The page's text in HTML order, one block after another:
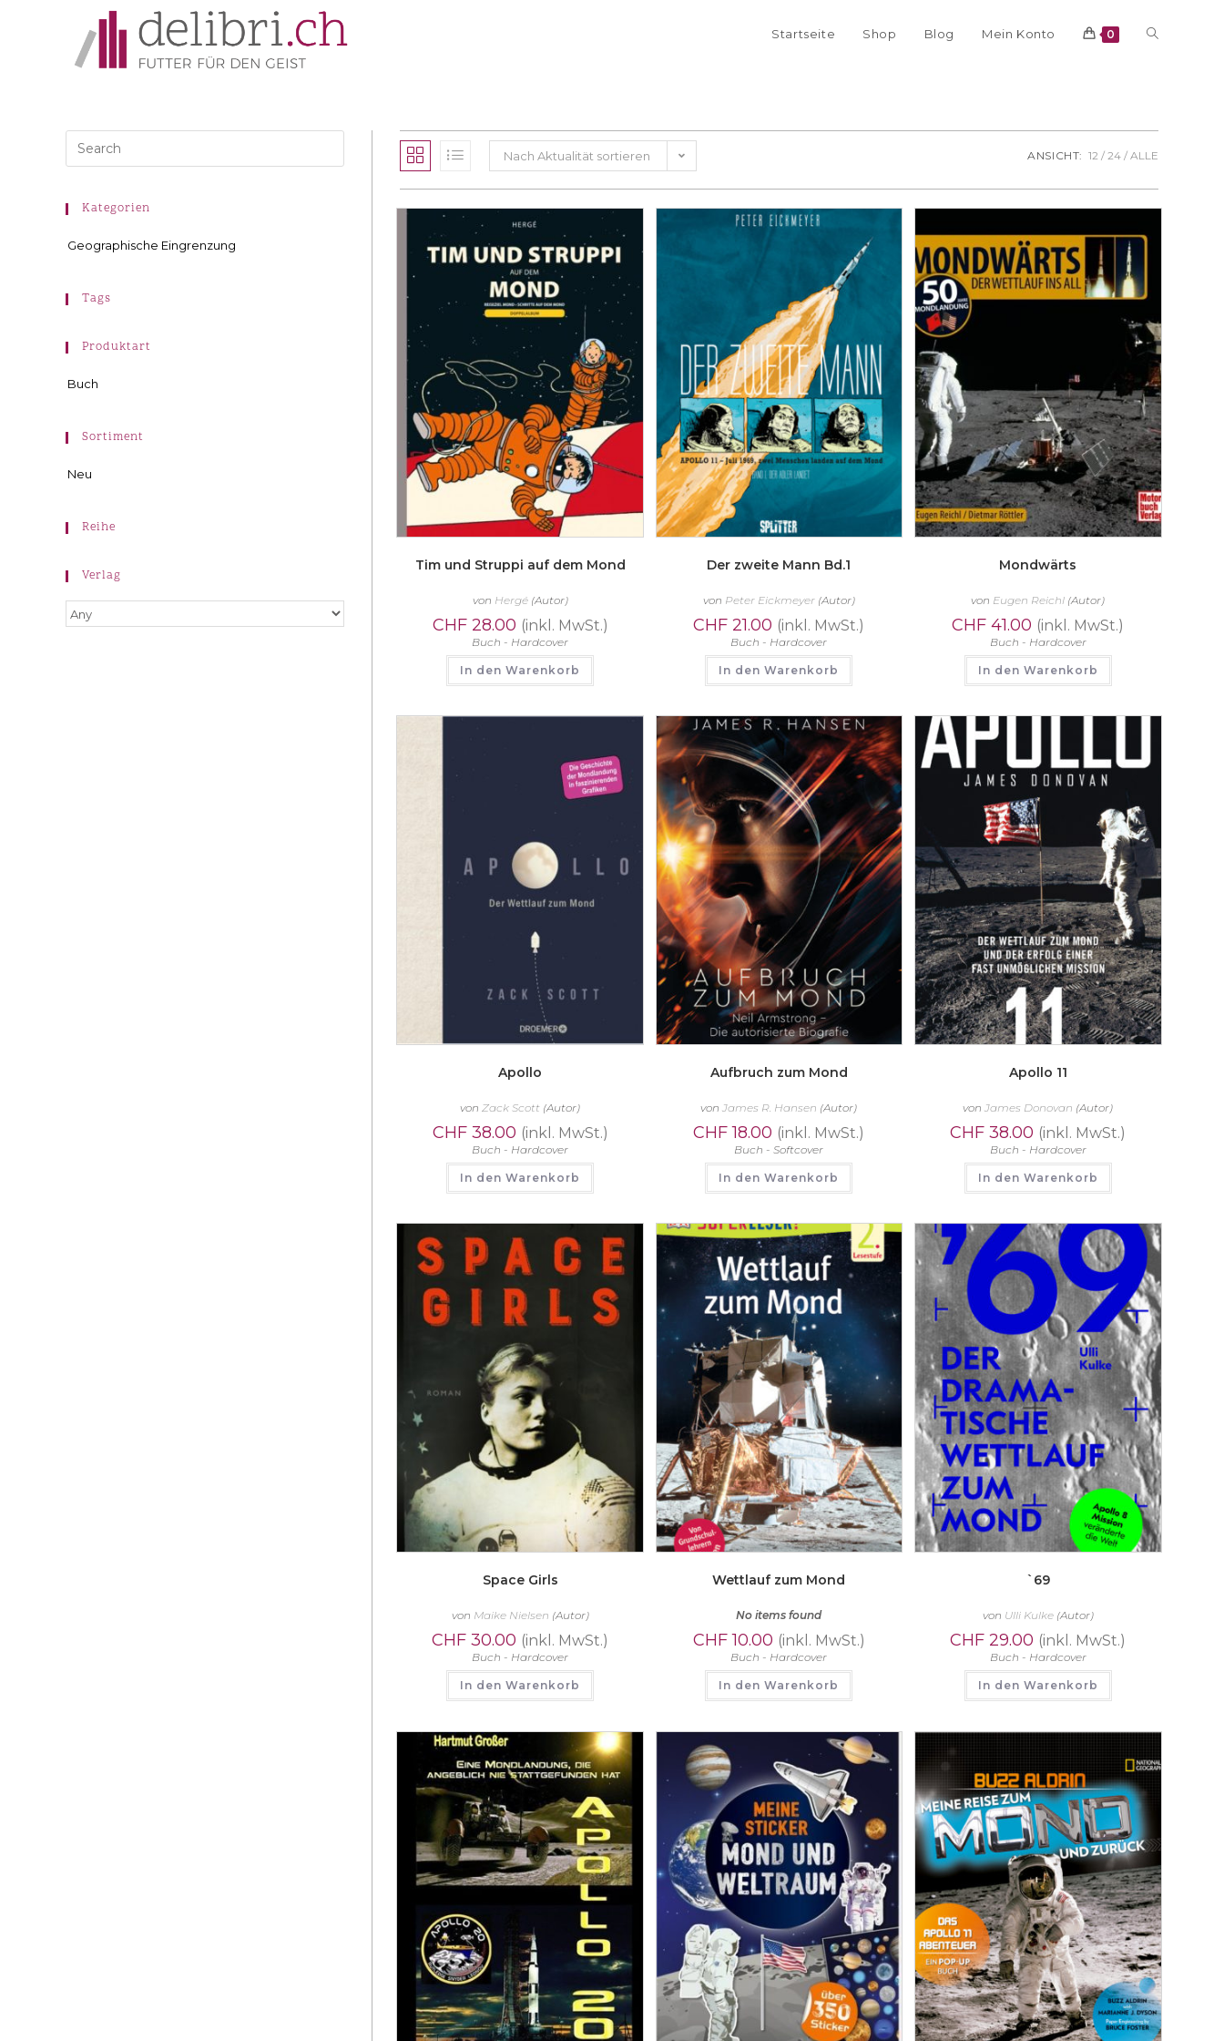
Startseite Shop Blog Mein Konto 0
Nach Aktualität sortieren ANSICHT: 12 24 ALLE
Tim und Struppi auf dem Mond
von Hergé(Autor)
CHF28.00 (inkl. MwSt.)
Buch - Hardcover
In den Warenkorb
Der zweite Mann Bd.1
von Peter Eickmeyer(Autor)
CHF 21.00 (inkl. MwSt.)
Buch - Hardcover
In den Warenkorb
Mondwärts
von Eugen Reichl (Autor)
CHF 41.00 (inkl. MwSt.)
Buch - Hardcover
In den Warenkorb
Apollo
von Zack Scott (Autor)
CHF38.00 (inkl. MwSt.)
Buch - Hardcover
In den Warenkorb
Aufbruch zum Mond
von James R. Hansen (Autor)
CHF18.00 (inkl. MwSt.)
Buch - Softcover
In den Warenkorb
Apollo 11
von James Donovan (Autor)
CHF 38.00 (inkl. MwSt.)
Buch - Hardcover
In den Warenkorb
Space Girls
von Maike Nielsen (Autor)
CHF 30.00 (inkl. MwSt.)
Buch - Hardcover
In den Warenkorb
Wettlauf zum Mond
No items found
CHF10.00 (inkl. MwSt.)
Buch - Hardcover
In den Warenkorb
`69
von Ulli Kulke(Autor)
CHF 29.00 (inkl. MwSt.)
Buch - Hardcover
In den Warenkorb
Kategorien
Geographische Eingrenzung
Tags
Produktart
Buch
Sortiment
Neu
Reihe
Verlag